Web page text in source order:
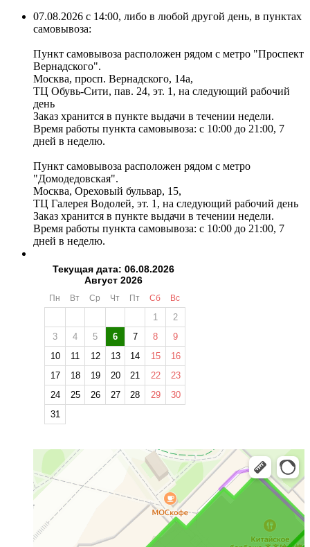
07.08.2026 с 14:00, либо в любой другой день, в пунктах
самовывоза:
Пункт самовывоза расположен рядом с метро "Проспект
Вернадского".
Москва, просп. Вернадского, 14а,
ТЦ Обувь-Сити, пав. 24, эт. 1, на следующий рабочий
день
Заказ хранится в пункте выдачи в течении недели.
Время работы пункта самовывоза: с 10:00 до 21:00, 7
дней в неделю.
Пункт самовывоза расположен рядом с метро
"Домодедовская".
Москва, Ореховый бульвар, 15,
ТЦ Галерея Водолей, эт. 1, на следующий рабочий день
Заказ хранится в пункте выдачи в течении недели.
Время работы пункта самовывоза: с 10:00 до 21:00, 7
дней в неделю.
Текущая дата: 06.08.2026
Август 2026
Пн Вт Ср Чт Пт Сб Вс
1
2
3
4 5 6 7 8
9
10
11 12 13 14 15
16
17
18 19 20 21 22
23
24
25 26 27 28 29
30
31
❄